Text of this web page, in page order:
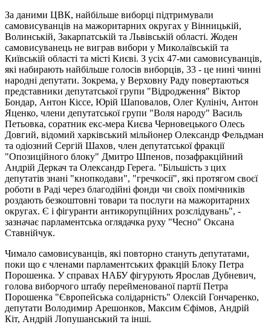
За даними ЦВК, найбільше виборці підтримували
самовисуванців на мажоритарних округах у Вінницькій,
Волинській, Закарпатській та Львівській області. Жоден
самовисуванець не виграв вибори у Миколаївській та
Київській області та місті Києві. З усіх 47-ми самовисуванців,
які набирають найбільше голосів виборців, 33 - це нині чинні
народні депутати. Зокрема, у Верховну Раду повертаються
представники депутатської групи "Відродження" Віктор
Бондар, Антон Кіссе, Юрій Шаповалов, Олег Кулініч, Антон
Яценко, члени депутатської групи "Воля народу" Василь
Петьовка, соратник екс-мера Києва Черновецького Олесь
Довгий, відомий харківський мільйонер Олександр Фельдман
та одіозний Сергій Шахов, член депутатської фракції
"Опозиційного блоку" Дмитро Шпенов, позафракційний
Андрій Деркач та Олександр Герега. "Більшість з цих
депутатів знані "кнопкодави", "гречкосії", які протягом своєї
роботи в Раді через благодійні фонди чи своїх помічників
роздають безкоштовні товари та послуги на мажоритарних
округах. Є і фігуранти антикорупційних розслідувань", -
зазначає парламентська оглядачка руху "Чесно" Оксана
Ставнійчук.
Чимало самовисуванців, які повторно стануть депутатами,
поки що є членами парламентських фракцій Блоку Петра
Порошенка. У справах НАБУ фігурують Ярослав Дубневич,
голова виборчого штабу перейменованої партії Петра
Порошенка "Європейська солідарність" Олексій Гончаренко,
депутати Володимир Арешонков, Максим Єфімов, Андрій
Кіт, Андрій Лопушанський та інші.